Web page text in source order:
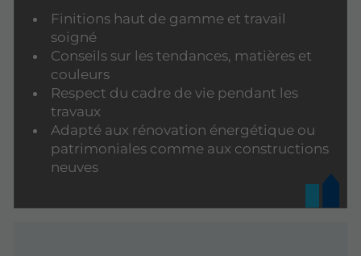
Finitions haut de gamme et travail
soigné
Conseils sur les tendances, matières et
couleurs
Respect du cadre de vie pendant les
travaux
Adapté aux rénovation énergétique ou
patrimoniales comme aux constructions
neuves